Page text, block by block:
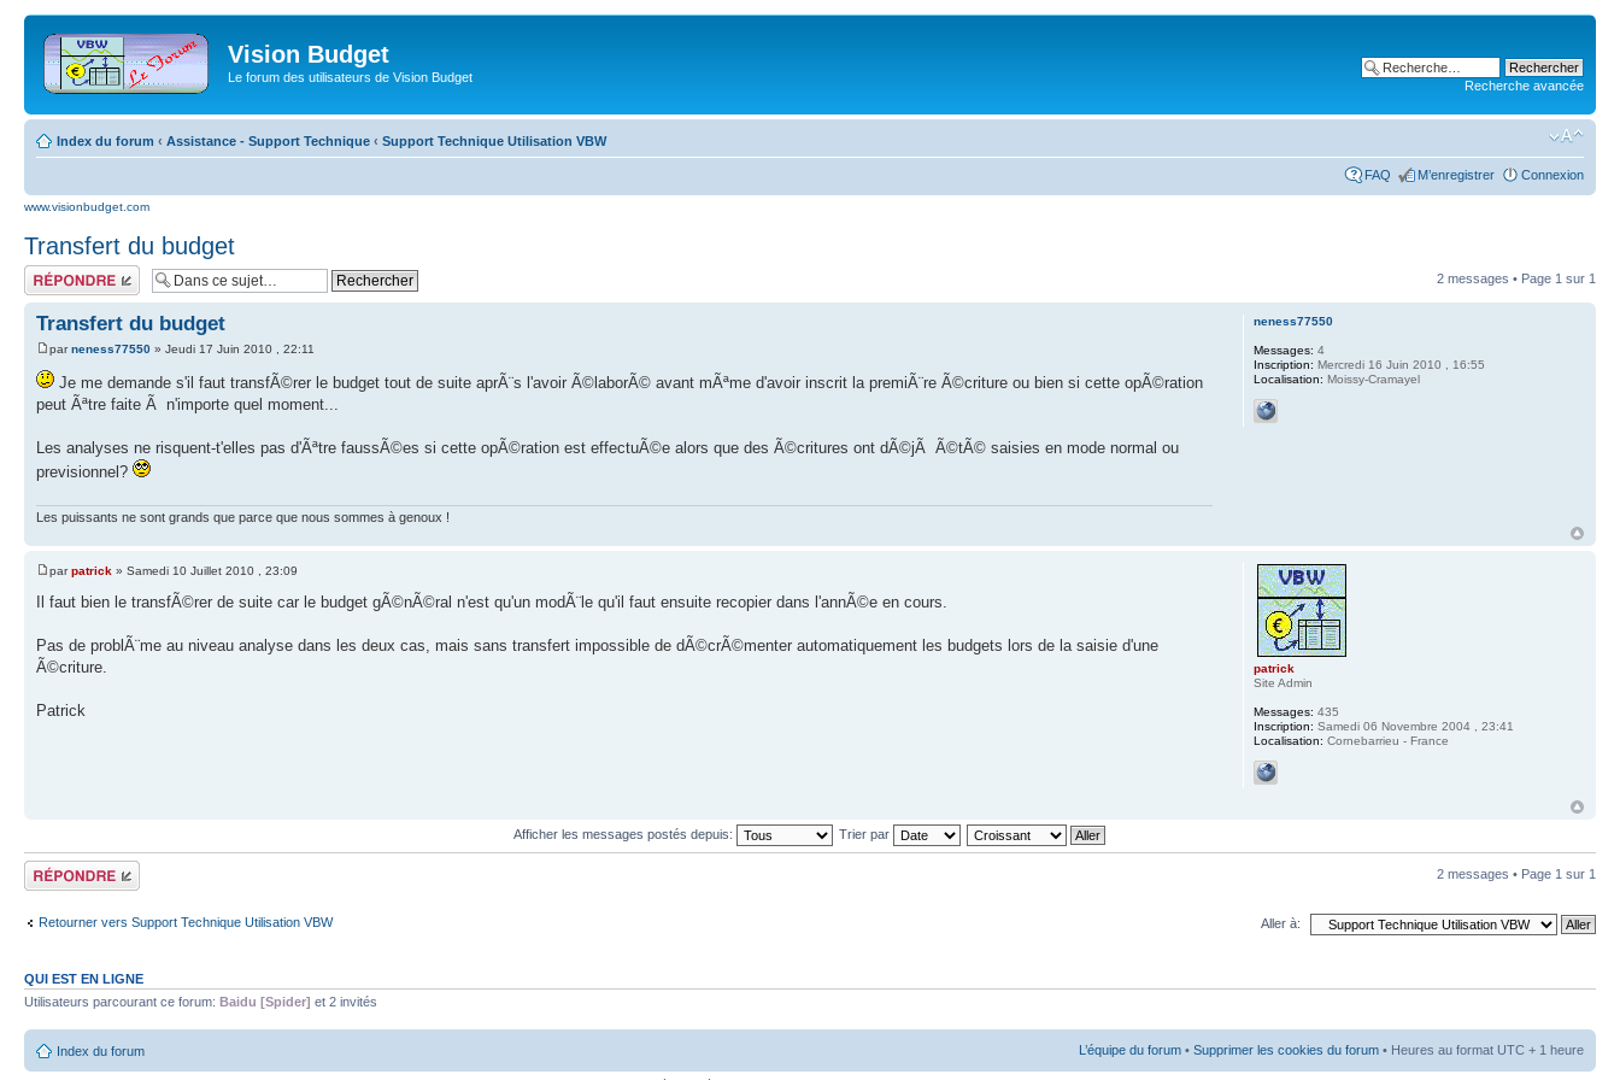
Vision Budget
Le forum des utilisateurs de Vision Budget
Recherche avancée
Index du forum ‹ Assistance - Support Technique ‹ Support Technique Utilisation VBW
FAQ M’enregistrer Connexion
www.visionbudget.com
Transfert du budget
Répondre 2 messages • Page 1 sur 1
Transfert du budget
parneness77550 » Jeudi 17 Juin 2010 , 22:11
Je me demande s'il faut transfÃ©rer le budget tout de suite aprÃ¨s l'avoir Ã©laborÃ© avant mÃªme d'avoir inscrit la premiÃ¨re Ã©criture ou bien si cette opÃ©ration
peut Ãªtre faite Ã n'importe quel moment...
Les analyses ne risquent-t'elles pas d'Ãªtre faussÃ©es si cette opÃ©ration est effectuÃ©e alors que des Ã©critures ont dÃ©jÃ Ã©tÃ© saisies en mode normal ou
previsionnel?
Les puissants ne sont grands que parce que nous sommes à genoux !
neness77550
Messages: 4
Inscription: Mercredi 16 Juin 2010 , 16:55
Localisation: Moissy-Cramayel
parpatrick » Samedi 10 Juillet 2010 , 23:09
Il faut bien le transfÃ©rer de suite car le budget gÃ©nÃ©ral n'est qu'un modÃ¨le qu'il faut ensuite recopier dans l'annÃ©e en cours.
Pas de problÃ¨me au niveau analyse dans les deux cas, mais sans transfert impossible de dÃ©crÃ©menter automatiquement les budgets lors de la saisie d'une
Ã©criture.
Patrick
patrick
Site Admin
Messages: 435
Inscription: Samedi 06 Novembre 2004 , 23:41
Localisation: Cornebarrieu - France
Afficher les messages postés depuis: Trier par
Répondre 2 messages • Page 1 sur 1
Retourner vers Support Technique Utilisation VBW Aller à:
QUI EST EN LIGNE
Utilisateurs parcourant ce forum: Baidu [Spider] et 2 invités
Index du forum L’équipe du forum • Supprimer les cookies du forum • Heures au format UTC + 1 heure